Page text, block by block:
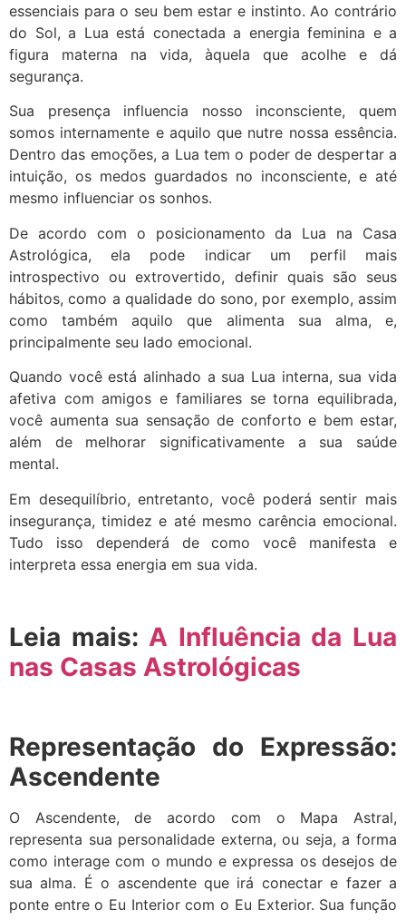
essenciais para o seu bem estar e instinto. Ao contrário
do Sol, a Lua está conectada a energia feminina e a
figura materna na vida, àquela que acolhe e dá
segurança.
Sua presença influencia nosso inconsciente, quem
somos internamente e aquilo que nutre nossa essência.
Dentro das emoções, a Lua tem o poder de despertar a
intuição, os medos guardados no inconsciente, e até
mesmo influenciar os sonhos.
De acordo com o posicionamento da Lua na Casa
Astrológica, ela pode indicar um perfil mais
introspectivo ou extrovertido, definir quais são seus
hábitos, como a qualidade do sono, por exemplo, assim
como também aquilo que alimenta sua alma, e,
principalmente seu lado emocional.
Quando você está alinhado a sua Lua interna, sua vida
afetiva com amigos e familiares se torna equilibrada,
você aumenta sua sensação de conforto e bem estar,
além de melhorar significativamente a sua saúde
mental.
Em desequilíbrio, entretanto, você poderá sentir mais
insegurança, timidez e até mesmo carência emocional.
Tudo isso dependerá de como você manifesta e
interpreta essa energia em sua vida.
Leia mais:A Influência da Lua
nas Casas Astrológicas
Representação do Expressão:
Ascendente
O Ascendente, de acordo com o Mapa Astral,
representa sua personalidade externa, ou seja, a forma
como interage com o mundo e expressa os desejos de
sua alma. É o ascendente que irá conectar e fazer a
ponte entre o Eu Interior com o Eu Exterior. Sua função